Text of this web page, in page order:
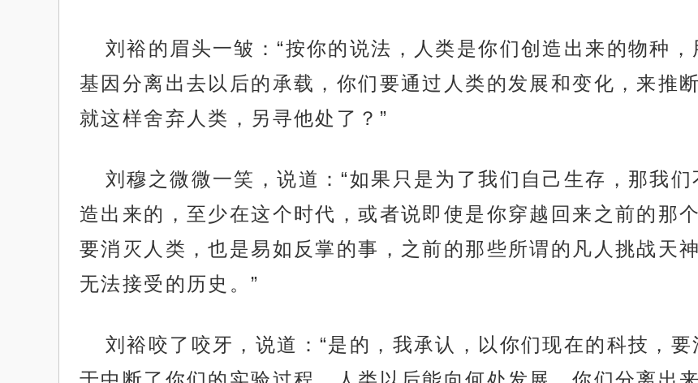
刘裕的眉头一皱：“按你的说法，人类是你们创造出来的物种
基因分离出去以后的承载，你们要通过人类的发展和变化，来推
就这样舍弃人类，另寻他处了？”
刘穆之微微一笑，说道：“如果只是为了我们自己生存，那我
造出来的，至少在这个时代，或者说即使是你穿越回来之前的那
要消灭人类，也是易如反掌的事，之前的那些所谓的凡人挑战天
无法接受的历史。”
刘裕咬了咬牙，说道：“是的，我承认，以你们现在的科技，